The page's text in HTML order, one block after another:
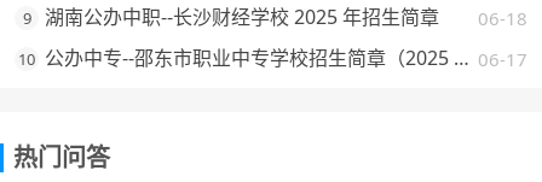
9 06-18
湖南公办中职--长沙财经学校 2025 年招生简章
10 06-17
公办中专--邵东市职业中专学校招生简章（2025 年）
热门问答